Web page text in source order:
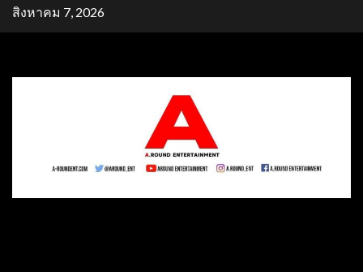
Skipสิงหาคม 7, 2026